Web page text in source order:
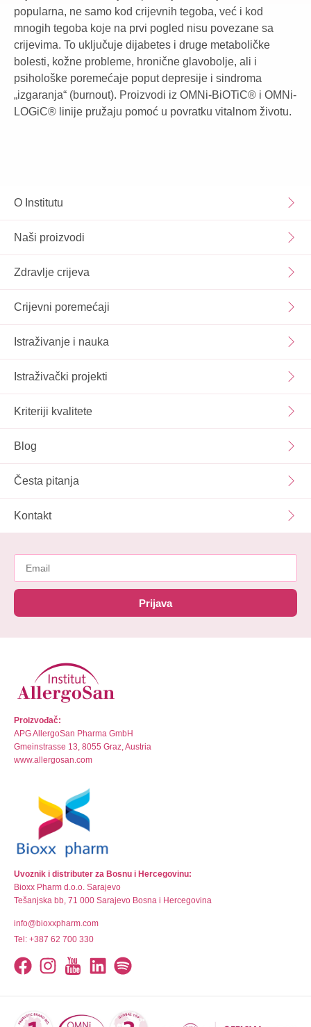
popularna, ne samo kod crijevnih tegoba, već i kod
mnogih tegoba koje na prvi pogled nisu povezane sa
crijevima. To uključuje dijabetes i druge metaboličke
bolesti, kožne probleme, hronične glavobolje, ali i
psihološke poremećaje poput depresije i sindroma
„izgaranja“ (burnout). Proizvodi iz OMNi-BiOTiC® i OMNi-
LOGiC® linije pružaju pomoć u povratku vitalnom životu.
O Institutu
Naši proizvodi
Zdravlje crijeva
Crijevni poremećaji
Istraživanje i nauka
Istraživački projekti
Kriteriji kvalitete
Blog
Česta pitanja
Kontakt
Prijava
Proizvođač:
APG AllergoSan Pharma GmbH
Gmeinstrasse 13, 8055 Graz, Austria
www.allergosan.com
Uvoznik i distributer za Bosnu i Hercegovinu:
Bioxx Pharm d.o.o. Sarajevo
Tešanjska bb, 71 000 Sarajevo Bosna i Hercegovina
info@bioxxpharm.com
Tel: +387 62 700 330